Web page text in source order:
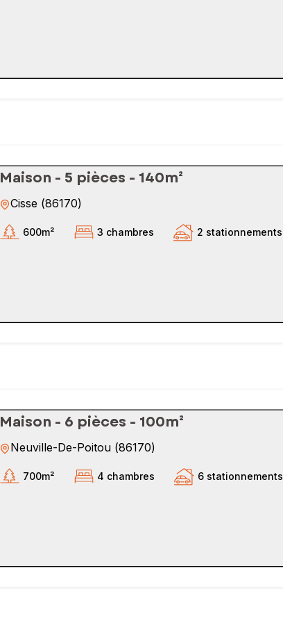
Maison - 5 pièces - 140m²
Cisse (86170)
600m² 3 chambres 2 stationnements
Maison - 6 pièces - 100m²
Neuville-De-Poitou (86170)
700m² 4 chambres 6 stationnements